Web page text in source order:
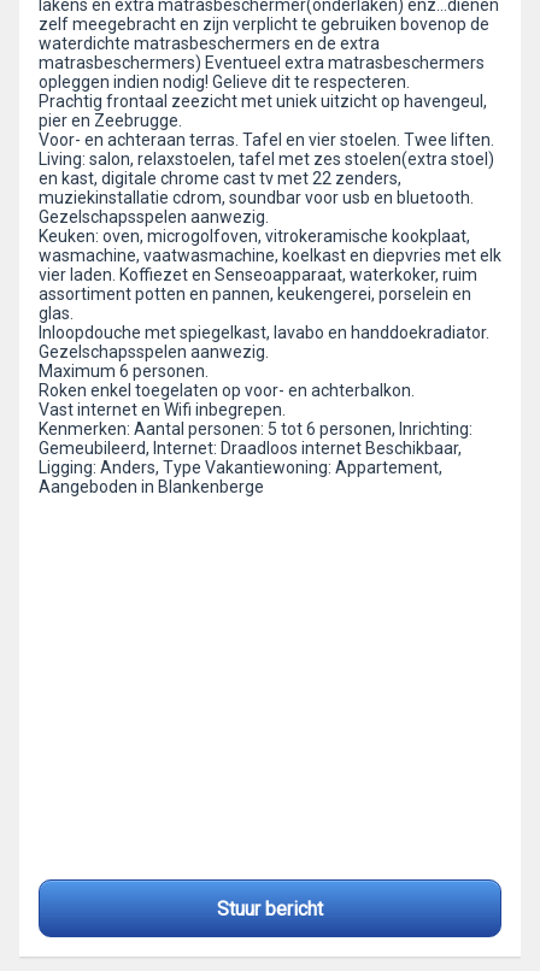
lakens en extra matrasbeschermer(onderlaken) enz...dienen
zelf meegebracht en zijn verplicht te gebruiken bovenop de
waterdichte matrasbeschermers en de extra
matrasbeschermers) Eventueel extra matrasbeschermers
opleggen indien nodig! Gelieve dit te respecteren.
Prachtig frontaal zeezicht met uniek uitzicht op havengeul,
pier en Zeebrugge.
Voor- en achteraan terras. Tafel en vier stoelen. Twee liften.
Living: salon, relaxstoelen, tafel met zes stoelen(extra stoel)
en kast, digitale chrome cast tv met 22 zenders,
muziekinstallatie cdrom, soundbar voor usb en bluetooth.
Gezelschapsspelen aanwezig.
Keuken: oven, microgolfoven, vitrokeramische kookplaat,
wasmachine, vaatwasmachine, koelkast en diepvries met elk
vier laden. Koffiezet en Senseoapparaat, waterkoker, ruim
assortiment potten en pannen, keukengerei, porselein en
glas.
Inloopdouche met spiegelkast, lavabo en handdoekradiator.
Gezelschapsspelen aanwezig.
Maximum 6 personen.
Roken enkel toegelaten op voor- en achterbalkon.
Vast internet en Wifi inbegrepen.
Kenmerken: Aantal personen: 5 tot 6 personen, Inrichting:
Gemeubileerd, Internet: Draadloos internet Beschikbaar,
Ligging: Anders, Type Vakantiewoning: Appartement,
Aangeboden in Blankenberge
Stuur bericht